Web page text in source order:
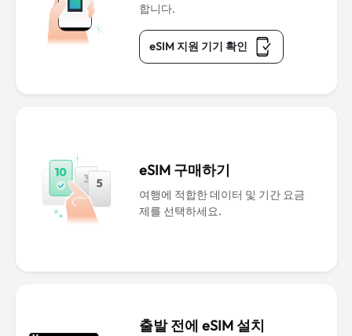
합니다.
eSIM 지원 기기 확인
eSIM 구매하기
여행에 적합한 데이터 및 기간 요금
제를 선택하세요.
출발 전에 eSIM 설치